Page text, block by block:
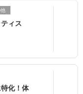
ティス
化！体